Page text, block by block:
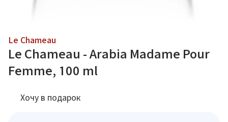
Le Chameau
Le Chameau - Arabia Madame Pour
Femme, 100 ml
Хочу в подарок